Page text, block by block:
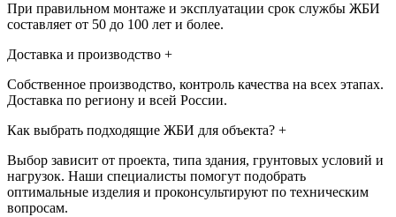
При правильном монтаже и эксплуатации срок службы ЖБИ
составляет от 50 до 100 лет и более.
Доставка и производство +
Собственное производство, контроль качества на всех этапах.
Доставка по региону и всей России.
Как выбрать подходящие ЖБИ для объекта? +
Выбор зависит от проекта, типа здания, грунтовых условий и
нагрузок. Наши специалисты помогут подобрать
оптимальные изделия и проконсультируют по техническим
вопросам.